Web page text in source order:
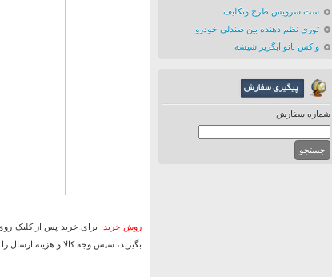
ست سرویس طرح ونکلیف
توری نظم دهنده بین صندلی خودرو
واکس نانو آبگریز شیشه
شماره سفارش
روش خرید: برای خرید پس از کلیک
بگیرید، سپس وجه کالا و هزینه ارسال